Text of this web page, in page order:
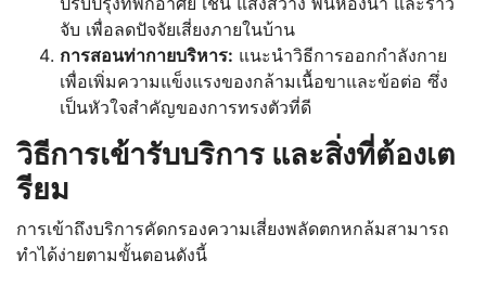
จับ เพื่อลดปัจจัยเสี่ยงภายในบ้าน
การสอนท่ากายบริหาร: แนะนำวิธีการออกกำลังกาย
เพื่อเพิ่มความแข็งแรงของกล้ามเนื้อขาและข้อต่อ ซึ่ง
เป็นหัวใจสำคัญของการทรงตัวที่ดี
วิธีการเข้ารับบริการ และสิ่งที่ต้องเต
รียม
การเข้าถึงบริการคัดกรองความเสี่ยงพลัดตกหกล้มสามารถ
ทำได้ง่ายตามขั้นตอนดังนี้